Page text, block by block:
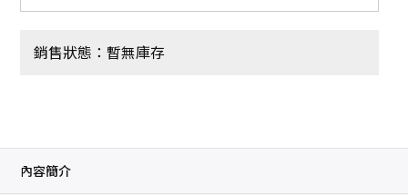
銷售狀態：暫無庫存
內容簡介